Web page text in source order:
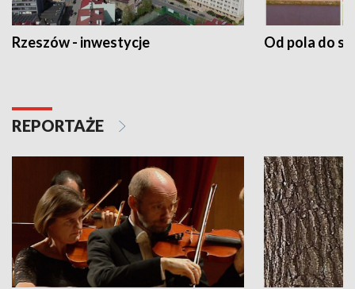
Rzeszów - inwestycje Od pola do
REPORTAŻE